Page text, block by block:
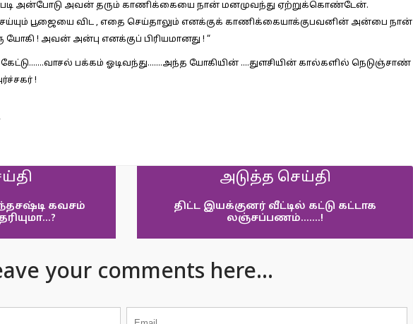
அன்போடு அவன் தரும் காணிக்கையை நான் மனமுவந்து ஏற்றுக்கொண்டேன்.
பூஜையை விட , எதை செய்தாலும் எனக்குக் காணிக்கையாக்குபவனின் அன்பை நான்
யோகி ! அவன் அன்பு எனக்குப் பிரியமானது ! “
பக்கம் ஓடிவந்து…….அந்த யோகியின் ….துளசியின் கால்களில் நெடுஞ்சாண்
!
கவசம்
அடுத்த செய்தி
திட்ட இயக்குனர் வீட்டில் கட்டு கட்டாக
லஞ்சப்பணம்…….!
your comments here...